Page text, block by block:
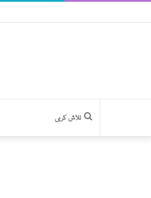
تلاش